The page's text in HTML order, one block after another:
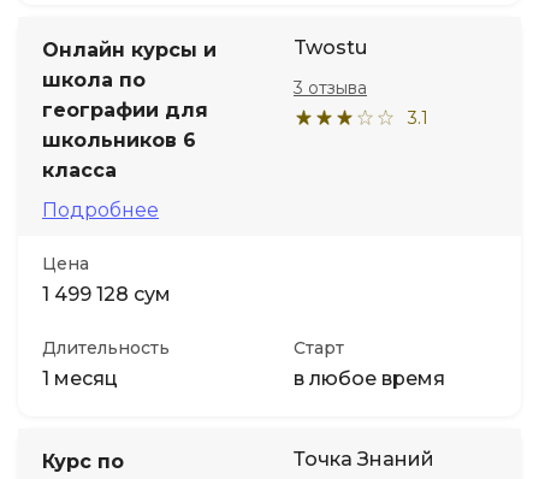
Онлайн курсы и
школа по
географии для
школьников 6
класса
Подробнее
Twostu
3.1
3 отзыва
Цена
1 499 128 сум
Длительность
1 месяц
Старт
в любое время
Курс по
Точка Знаний